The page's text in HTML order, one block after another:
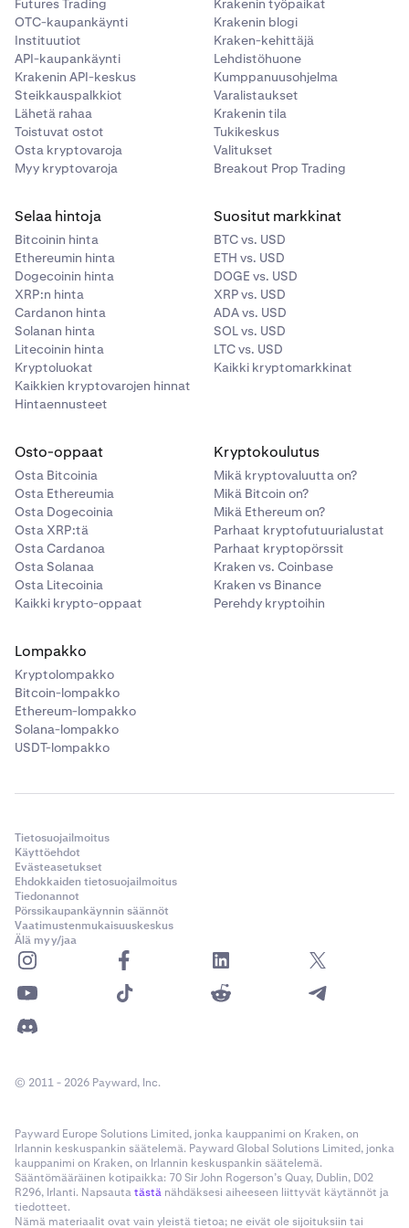
Futures Trading
OTC-kaupankäynti
Instituutiot
API-kaupankäynti
Krakenin API-keskus
Steikkauspalkkiot
Lähetä rahaa
Toistuvat ostot
Osta kryptovaroja
Myy kryptovaroja
Krakenin työpaikat
Krakenin blogi
Kraken-kehittäjä
Lehdistöhuone
Kumppanuusohjelma
Varalistaukset
Krakenin tila
Tukikeskus
Valitukset
Breakout Prop Trading
Selaa hintoja
Bitcoinin hinta
Ethereumin hinta
Dogecoinin hinta
XRP:n hinta
Cardanon hinta
Solanan hinta
Litecoinin hinta
Kryptoluokat
Kaikkien kryptovarojen hinnat
Hintaennusteet
Suositut markkinat
BTC vs. USD
ETH vs. USD
DOGE vs. USD
XRP vs. USD
ADA vs. USD
SOL vs. USD
LTC vs. USD
Kaikki kryptomarkkinat
Osto-oppaat
Osta Bitcoinia
Osta Ethereumia
Osta Dogecoinia
Osta XRP:tä
Osta Cardanoa
Osta Solanaa
Osta Litecoinia
Kaikki krypto-oppaat
Kryptokoulutus
Mikä kryptovaluutta on?
Mikä Bitcoin on?
Mikä Ethereum on?
Parhaat kryptofutuurialustat
Parhaat kryptopörssit
Kraken vs. Coinbase
Kraken vs Binance
Perehdy kryptoihin
Lompakko
Kryptolompakko
Bitcoin-lompakko
Ethereum-lompakko
Solana-lompakko
USDT-lompakko
Tietosuojailmoitus
Käyttöehdot
Evästeasetukset
Ehdokkaiden tietosuojailmoitus
Tiedonannot
Pörssikaupankäynnin säännöt
Vaatimustenmukaisuuskeskus
Älä myy/jaa
© 2011 - 2026 Payward, Inc.
Payward Europe Solutions Limited, jonka kauppanimi on Kraken, on
Irlannin keskuspankin säätelemä. Payward Global Solutions Limited, jonka
kauppanimi on Kraken, on Irlannin keskuspankin säätelemä.
Sääntömääräinen kotipaikka: 70 Sir John Rogerson’s Quay, Dublin, D02
R296, Irlanti. Napsautatästä nähdäksesi aiheeseen liittyvät käytännöt ja
tiedotteet.
Nämä materiaalit ovat vain yleistä tietoa; ne eivät ole sijoituksiin tai